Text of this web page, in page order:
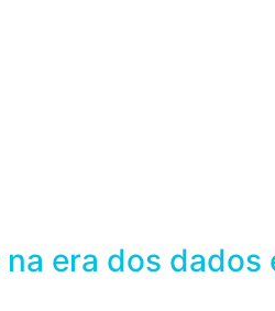
era dos dados